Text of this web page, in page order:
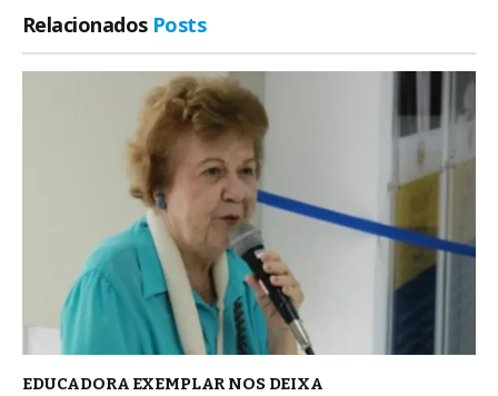
Relacionados Posts
EDUCADORA EXEMPLAR NOS DEIXA